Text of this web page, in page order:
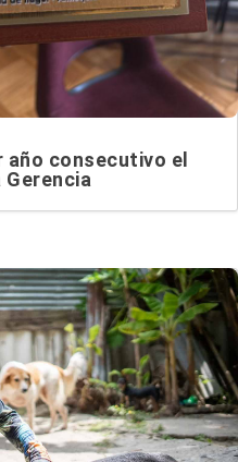
consecutivo el
Gerencia